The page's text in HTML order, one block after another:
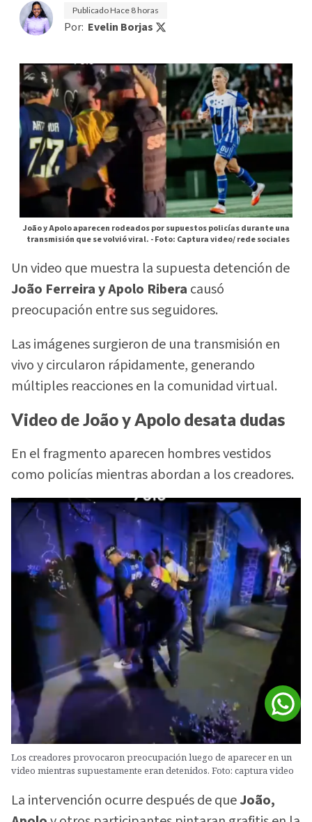
PublicadoHace 8 horas
Por: Evelin Borjas
João y Apolo aparecen rodeados por supuestos policías durante una
transmisión que se volvió viral. -Foto: Captura video/ rede sociales
Un video que muestra la supuesta detención de
João Ferreira y Apolo Ribera causó
preocupación entre sus seguidores.
Las imágenes surgieron de una transmisión en
vivo y circularon rápidamente, generando
múltiples reacciones en la comunidad virtual.
Video de João y Apolo desata dudas
En el fragmento aparecen hombres vestidos
como policías mientras abordan a los creadores.
Los creadores provocaron preocupación luego de aparecer en un
video mientras supuestamente eran detenidos. Foto: captura video
La intervención ocurre después de queJoão,